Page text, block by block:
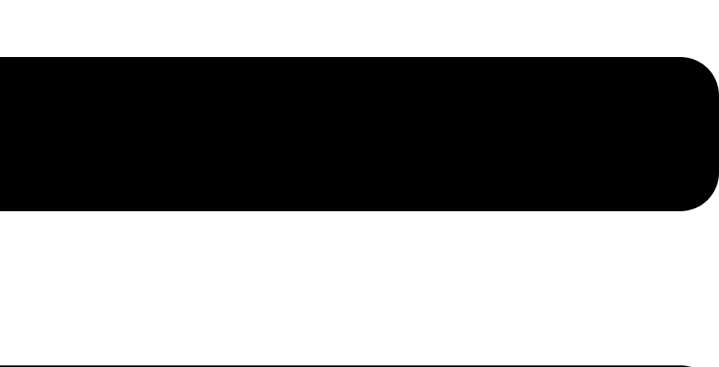
청북도C&V센터 기업연구1관 607호